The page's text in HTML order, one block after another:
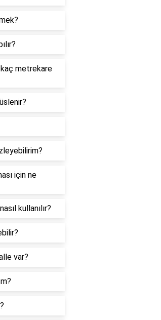
kaç metrekare
için ne
kullanılır?
var?